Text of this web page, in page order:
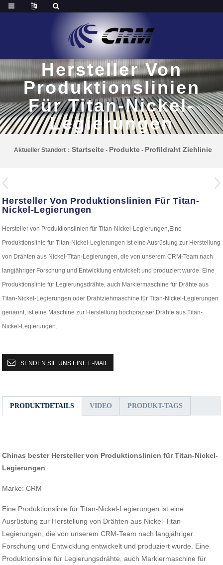
Hersteller Von
Produktionslinien
Für Titan-Nickel-
Legierungen
Aktueller Standort： Startseite- Produkte- Profildraht Ziehlinie
Hersteller Von Produktionslinien Für Titan-
Nickel-Legierungen
Hersteller von Produktionslinien für Titan-Nickel-Legierungen,Eine
Produktionslinie für Titan-Nickel-Legierungen ist eine Ausrüstung zur Herstellung
von Drähten aus Nickel-Titan-Legierungen, die von unserem CRM-Team nach
langjähriger Forschung und Entwicklung entwickelt und produziert wurde. Eine
Produktionslinie für Legierungsdrähte, auch Markiermaschine für Drähte aus
Titan-Nickel-Legierungen oder Drahtziehmaschine für Titan-Nickel-Legierungen
genannt, ist eine Maschine zur Herstellung hochpräziser Drähte aus Titan-
Nickel-Legierungen.
SENDEN SIE UNS EINE E-MAIL
PRODUKTDETAILS VIDEO PRODUKT-TAGS
Chinas bester Hersteller von Produktionslinien für Titan-Nickel-
Legierungen
Marke: CRM
Eine Produktionslinie für Titan-Nickel-Legierungen ist eine
Ausrüstung zur Herstellung von Drähten aus Nickel-Titan-
Legierungen, die von unserem CRM-Team nach langjähriger
Forschung und Entwicklung entwickelt und produziert wurde. Eine
Produktionslinie für Legierungsdrähte, auch Markiermaschine für